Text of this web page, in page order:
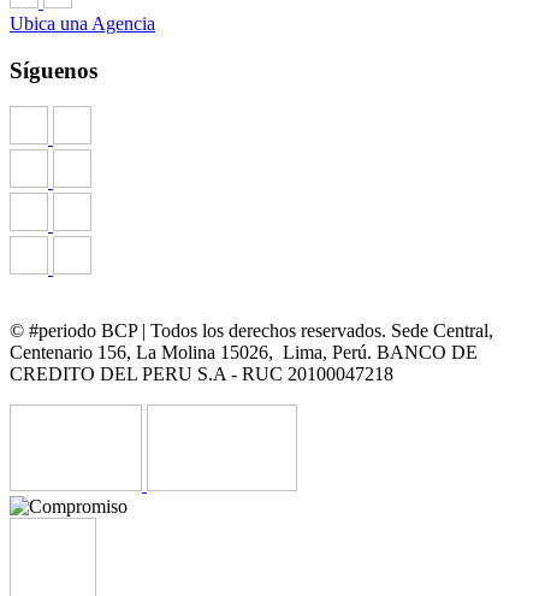
Ubica una Agencia
Síguenos
© #periodo BCP | Todos los derechos reservados. Sede Central,
Centenario 156, La Molina 15026, Lima, Perú. BANCO DE
CREDITO DEL PERU S.A - RUC 20100047218